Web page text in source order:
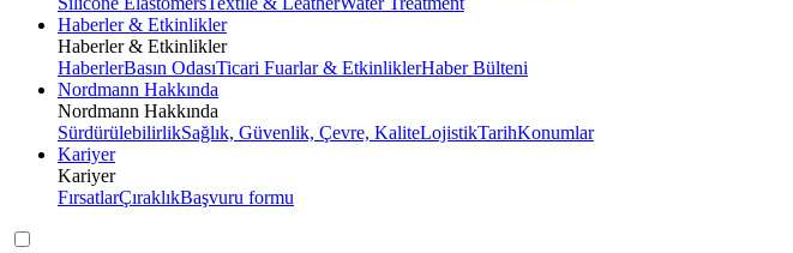
Haberler & Etkinlikler
Haberler & Etkinlikler
HaberlerBasın OdasıTicari Fuarlar & EtkinliklerHaber Bülteni
Nordmann Hakkında
Nordmann Hakkında
SürdürülebilirlikSağlık, Güvenlik, Çevre, KaliteLojistikTarihKonumlar
Kariyer
Kariyer
FırsatlarÇıraklıkBaşvuru formu